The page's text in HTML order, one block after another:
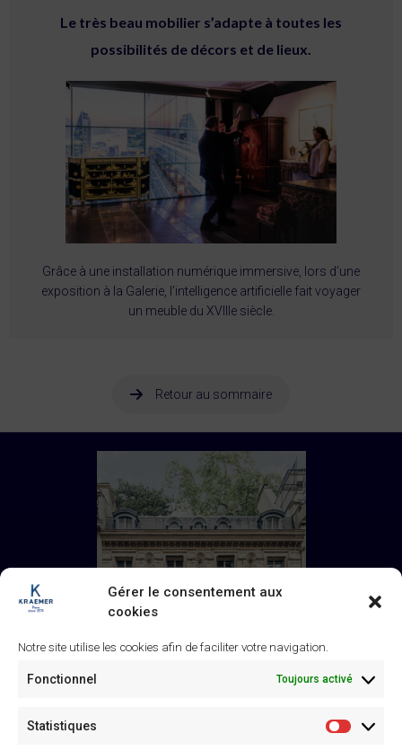
Gérer le consentement aux
cookies
Notre site utilise les cookies afin de faciliter votre navigation.
Fonctionnel Toujours activé
Statistiques
Le très beau mobilier s’adapte à toutes les
possibilités de décors et de lieux.
Grâce à une installation numérique immersive, lors d’une
exposition à la Galerie, l’intelligence artificielle fait voyager
un meuble du XVIIIe siècle.
Retour au sommaire